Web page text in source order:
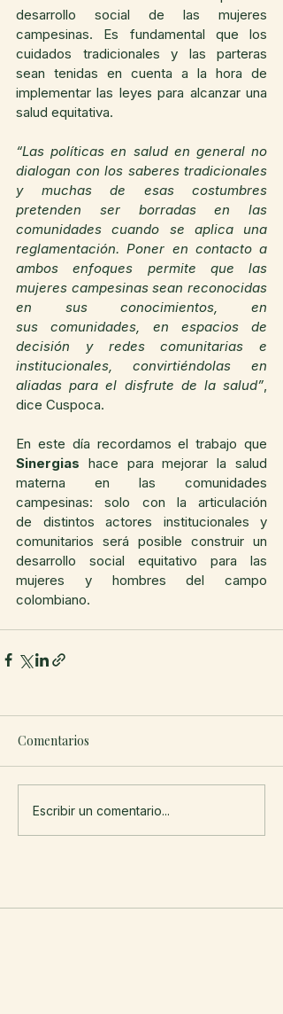
desarrollo social de las mujeres
campesinas. Es fundamental que los
cuidados tradicionales y las parteras
sean tenidas en cuenta a la hora de
implementar las leyes para alcanzar una
salud equitativa.
“Las políticas en salud en general no
dialogan con los saberes tradicionales
y muchas de esas costumbres
pretenden ser borradas en las
comunidades cuando se aplica una
reglamentación. Poner en contacto a
ambos enfoques permite que las
mujeres campesinas sean reconocidas
en sus conocimientos, en
sus comunidades, en espacios de
decisión y redes comunitarias e
institucionales, convirtiéndolas en
aliadas para el disfrute de la salud”,
dice Cuspoca.
Sinergias hace para mejorar la salud
materna en las comunidades
campesinas: solo con la articulación
de distintos actores institucionales y
comunitarios será posible construir un
desarrollo social equitativo para las
mujeres y hombres del campo
colombiano.
Comentarios
Escribir un comentario...